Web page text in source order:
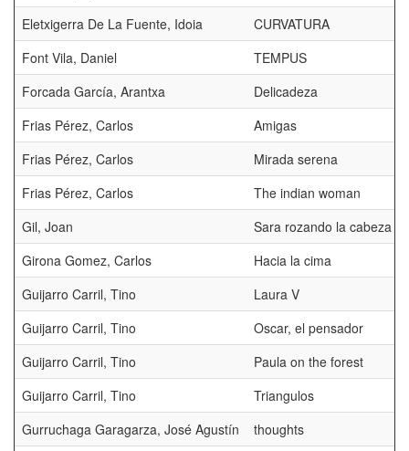
Eletxigerra De La Fuente, Idoia
CURVATURA
Font Vila, Daniel
TEMPUS
Forcada García, Arantxa
Delicadeza
Frias Pérez, Carlos
Amigas
Frias Pérez, Carlos
Mirada serena
Frias Pérez, Carlos
The indian woman
Gil, Joan
Sara rozando la cabeza
Girona Gomez, Carlos
Hacia la cima
Guijarro Carril, Tino
Laura V
Guijarro Carril, Tino
Oscar, el pensador
Guijarro Carril, Tino
Paula on the forest
Guijarro Carril, Tino
Triangulos
Gurruchaga Garagarza, José Agustín
thoughts